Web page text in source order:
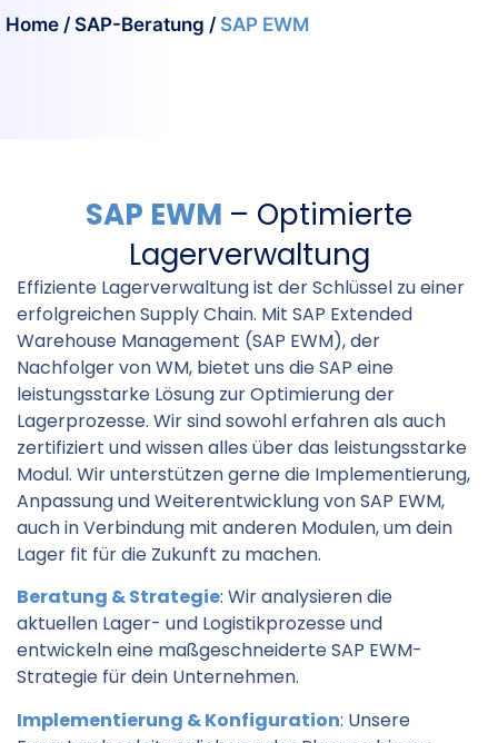
Home / SAP-Beratung / SAP EWM
SAP EWM – Optimierte
Lagerverwaltung
Effiziente Lagerverwaltung ist der Schlüssel zu einer
erfolgreichen Supply Chain. Mit SAP Extended
Warehouse Management (SAP EWM), der
Nachfolger von WM, bietet uns die SAP eine
leistungsstarke Lösung zur Optimierung der
Lagerprozesse. Wir sind sowohl erfahren als auch
zertifiziert und wissen alles über das leistungsstarke
Modul. Wir unterstützen gerne die Implementierung,
Anpassung und Weiterentwicklung von SAP EWM,
auch in Verbindung mit anderen Modulen, um dein
Lager fit für die Zukunft zu machen.
Beratung & Strategie: Wir analysieren die
aktuellen Lager- und Logistikprozesse und
entwickeln eine maßgeschneiderte SAP EWM-
Strategie für dein Unternehmen.
Implementierung & Konfiguration: Unsere